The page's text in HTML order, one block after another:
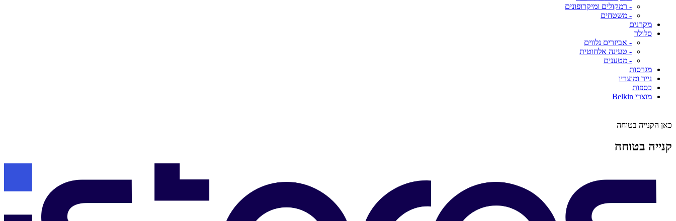
- רמקולים ומיקרופונים
- משטחים
מקרנים
סלולר
- אביזרים נלווים
- טעינה אלחוטית
- מטענים
מגרסות
נייר ומוצריו
כספות
מוצרי Belkin
כאן הקנייה בטוחה
קנייה בטוחה